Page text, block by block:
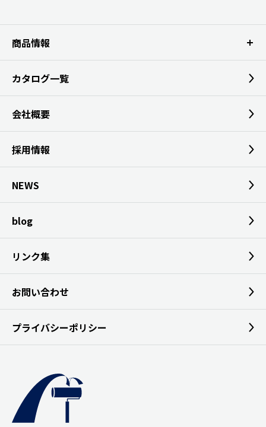
商品情報
カタログ一覧
会社概要
採用情報
NEWS
blog
リンク集
お問い合わせ
プライバシーポリシー